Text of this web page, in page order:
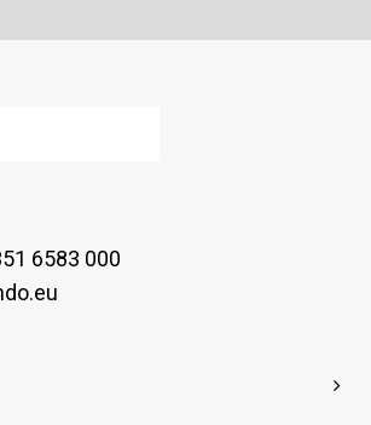
6583 000